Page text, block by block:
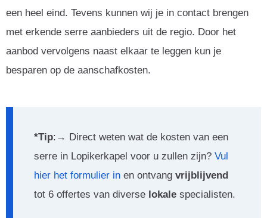
een heel eind. Tevens kunnen wij je in contact brengen
met erkende serre aanbieders uit de regio. Door het
aanbod vervolgens naast elkaar te leggen kun je
besparen op de aanschafkosten.
*Tip:→ Direct weten wat de kosten van een
serre in Lopikerkapel voor u zullen zijn? Vul
hier het formulier in en ontvang vrijblijvend
tot 6 offertes van diverse lokale specialisten.